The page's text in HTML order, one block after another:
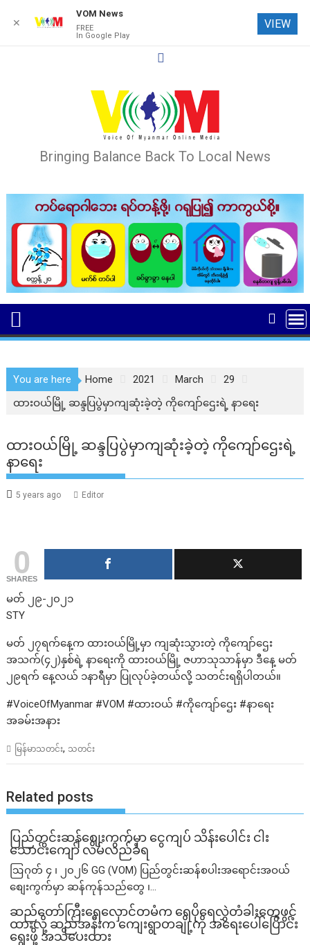
Bringing Balance Back To Local News
You are here Home 2021 March
29
ထားဝယ်မြို့ ဆန္ဒပြပွဲမှာကျဆုံးခဲ့တဲ့ ကိုကျော်ဌေးရဲ့ နာရေး
ထားဝယ်မြို့ ဆန္ဒပြပွဲမှာကျဆုံးခဲ့တဲ့ ကိုကျော်ဌေးရဲ့
နာရေး
5 years ago Editor
0
SHARES
မတ် ၂၉-၂၀၂၁
STY
မတ် ၂၇ရက်နေ့က ထားဝယ်မြို့မှာ ကျဆုံးသွားတဲ့ ကိုကျော်ဌေး
အသက်(၄၂)နှစ်ရဲ့ နာရေးကို ထားဝယ်မြို့ ဇဟာသုသာန်မှာ ဒီနေ့ မတ်
၂၉ရက် နေ့လယ် ၁နာရီမှာ ပြုလုပ်ခဲ့တယ်လို့ သတင်းရရှိပါတယ်။
#VoiceOfMyanmar #VOM #ထားဝယ် #ကိုကျော်ဌေး #နာရေး
အခမ်းအနား
မြန်မာသတင်း, သတင်း
Related posts
ပြည်တွင်းဆန်စျေးကွက်မှာ ငွေကျပ် သိန်းပေါင်း ငါး​
သောင်းကျော် လိမ်လည်ခံရ
ဩဂုတ် ၄ ၊ ၂၀၂၆ GG (VOM) ပြည်တွင်းဆန်စပါးအရောင်းအဝယ်
စျေးကွက်မှာ ဆန်ကုန်သည်တွေ ၊...
ဆည်တော်ကြီးရေလှောင်တမံက ရေပိုရေလွှဲတံခါးတွေဖွင့်
ထားလို့ ဆည်အနီးက ကျေးရွာတချို့ကို အရေးပေါ်ပြောင်း
ရွေးဖို့ အသိပေးထား
✕
VOM News
FREE
In Google Play
VIEW